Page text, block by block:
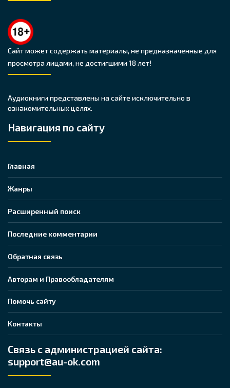
Сайт может содержать материалы, не предназначенные для
просмотра лицами, не достигшими 18 лет!
Аудиокниги представлены на сайте исключительно в
ознакомительных целях.
Навигация по сайту
Главная
Жанры
Расширенный поиск
Последние комментарии
Обратная связь
Авторам и Правообладателям
Помочь сайту
Контакты
Связь с администрацией сайта:
support@au-ok.com